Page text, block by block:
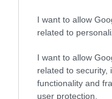
I want to allow
related to
I want to allow
related to security,
functionality and
user protection.
valamennyi…